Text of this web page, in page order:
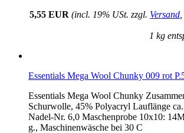
5,55 EUR (incl. 19% USt. zzgl. Versand
1 kg
Essentials Mega Wool Chunky 009 rot
Essentials Mega Wool Chunky
Schurwolle, 45% Polyacryl Lauflänge
Nadel-Nr. 6,0 Maschenprobe 10x10:
g., Maschinenwäsche bei 30 C